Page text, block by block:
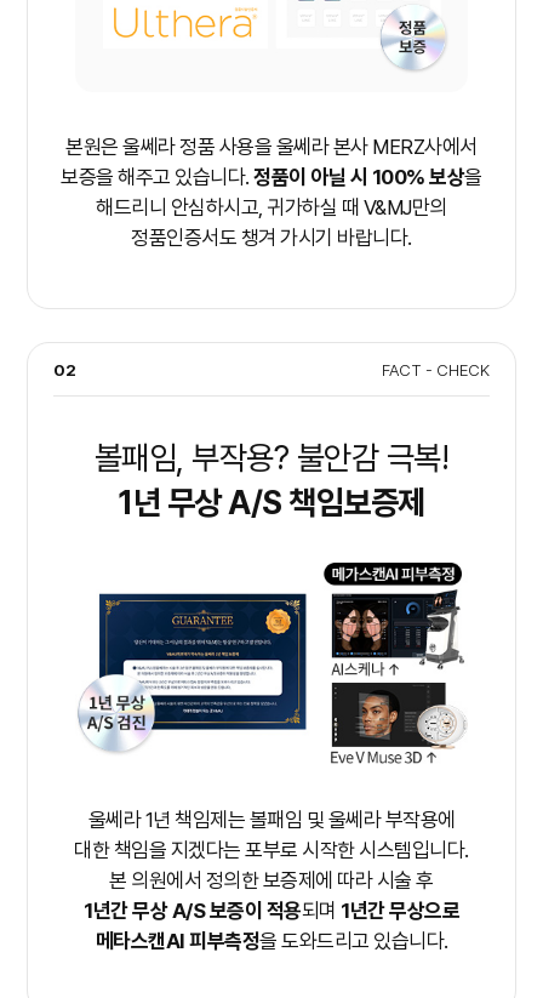
본원은 울쎄라 정품 사용을 울쎄라 본사 MERZ사에서
보증을 해주고 있습니다.정품이 아닐 시 100% 보상을
해드리니 안심하시고, 귀가하실 때 V&MJ만의
정품인증서도 챙겨 가시기 바랍니다.
02 FACT - CHECK
볼패임, 부작용? 불안감 극복!
1년 무상 A/S 책임보증제
울쎄라 1년 책임제는 볼패임 및 울쎄라 부작용에
대한 책임을 지겠다는 포부로 시작한 시스템입니다.
본 의원에서 정의한 보증제에 따라 시술 후
1년간 무상 A/S 보증이 적용되며 1년간 무상으로
메타스캔AI 피부측정을 도와드리고 있습니다.